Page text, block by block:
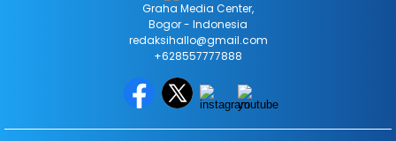
Graha Media Center,
Bogor - Indonesia
redaksihallo@gmail.com
+628557777888